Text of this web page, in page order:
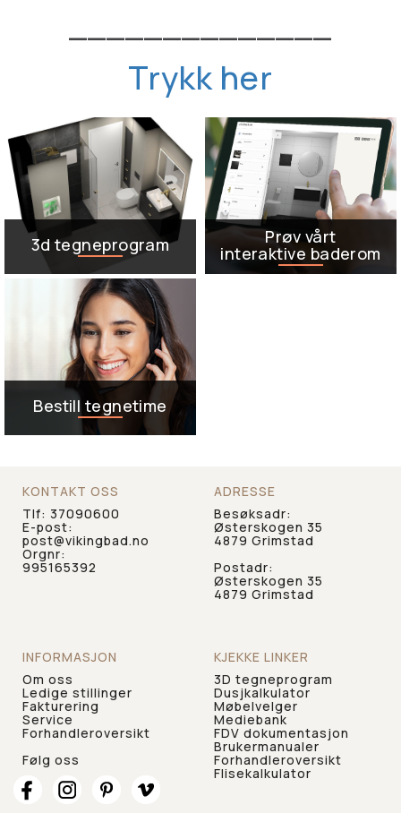
Trykk her
3d tegneprogram
Tegn ditt bad og få et
realistisk bilde av
hvordan akkurat ditt
drømmebad il bli
Prøv vårt
interaktive baderom
Med
Bestill tegnetime
Vårt kundesenter hjelper
KONTAKT OSS
Tlf:37090600
E-post:
post@vikingbad.no
Orgnr:
995165392
ADRESSE
Besøksadr:
Østerskogen 35
4879 Grimstad
Postadr:
Østerskogen 35
4879 Grimstad
INFORMASJON
Om oss
Ledige stillinger
Fakturering
Service
Forhandleroversikt
Følg oss
KJEKKE LINKER
3D tegneprogram
Dusjkalkulator
Møbelvelger
Mediebank
FDV dokumentasjon
Brukermanualer
Forhandleroversikt
Flisekalkulator